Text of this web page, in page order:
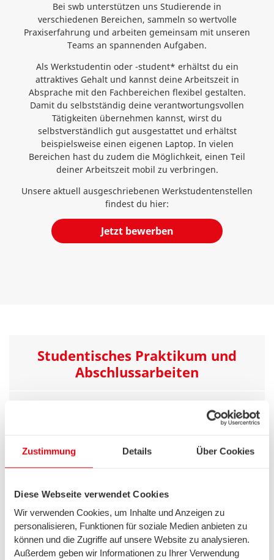
Zustimmung Details Über Cookies
Diese Webseite verwendet Cookies
Wir verwenden Cookies, um Inhalte und Anzeigen zu
personalisieren, Funktionen für soziale Medien anbieten zu
können und die Zugriffe auf unsere Website zu analysieren.
Außerdem geben wir Informationen zu Ihrer Verwendung
Bei swb unterstützen uns Studierende in
verschiedenen Bereichen, sammeln so wertvolle
Praxiserfahrung und arbeiten gemeinsam mit unseren
Teams an spannenden Aufgaben.
Als Werkstudentin oder -student* erhältst du ein
attraktives Gehalt und kannst deine Arbeitszeit in
Absprache mit den Fachbereichen flexibel gestalten.
Damit du selbstständig deine verantwortungsvollen
Tätigkeiten übernehmen kannst, wirst du
selbstverständlich gut ausgestattet und erhältst
beispielsweise einen eigenen Laptop. In vielen
Bereichen hast du zudem die Möglichkeit, einen Teil
deiner Arbeitszeit mobil zu verbringen.
Unsere aktuell ausgeschriebenen Werkstudentenstellen
findest du hier:
Jetzt bewerben
Studentisches Praktikum und
Abschlussarbeiten
Ulrike.Behrens@swb-gruppe.de
Kontakt Bremen